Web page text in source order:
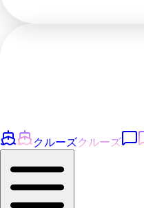
クルーズクルーズ